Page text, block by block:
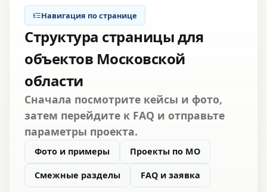
Навигация по странице
Структура страницы для
объектов Московской
области
Сначала посмотрите кейсы и фото,
затем перейдите к FAQ и отправьте
параметры проекта.
Фото и примеры Проекты по МО
Смежные разделы FAQ и заявка